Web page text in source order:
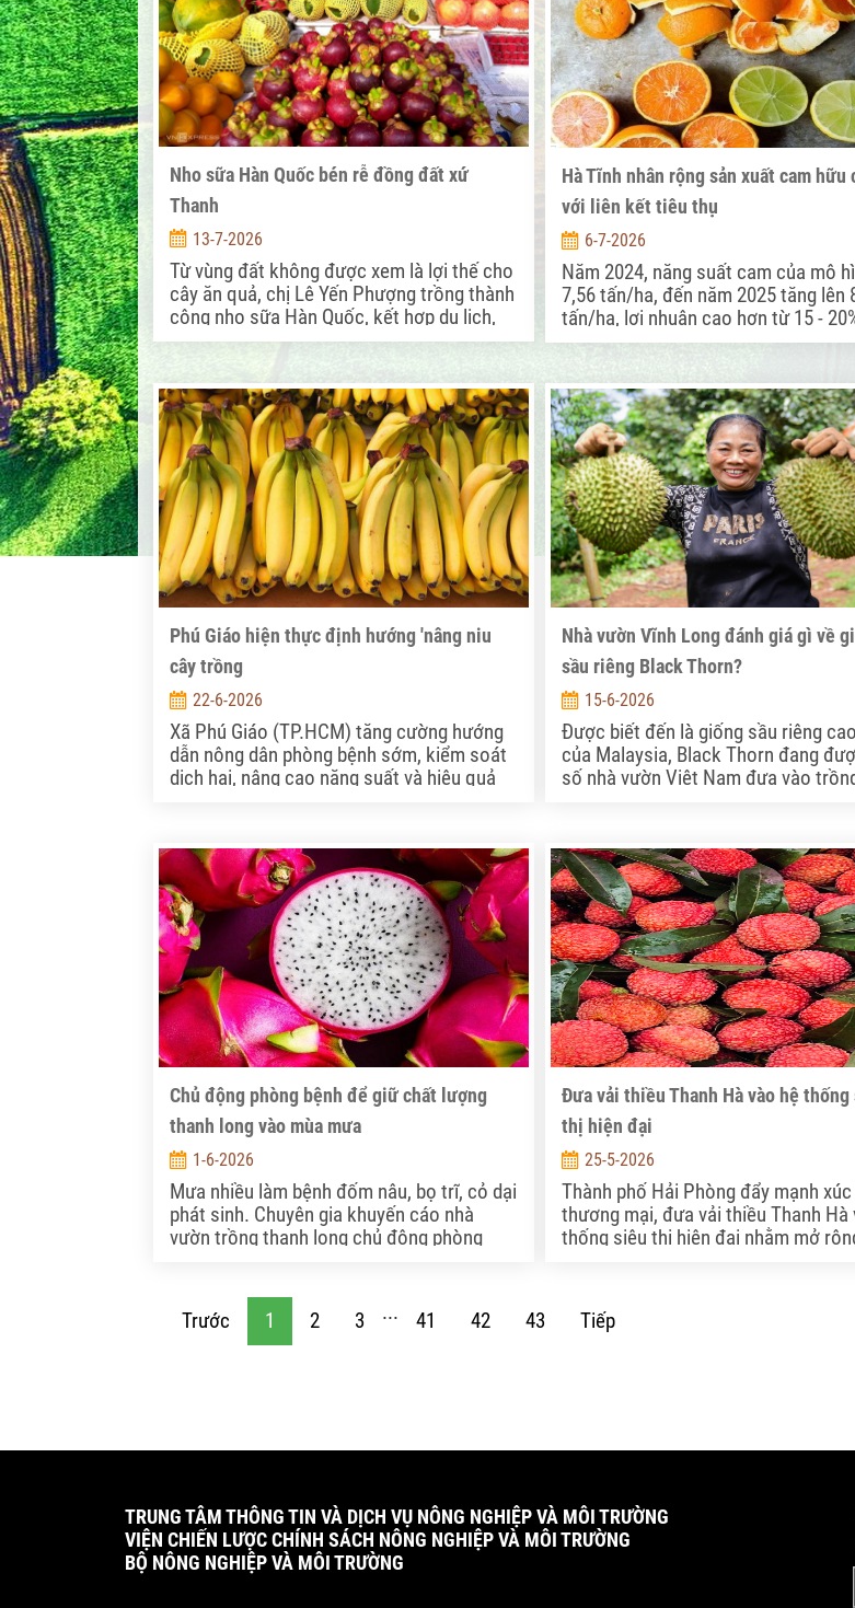
Nho sữa Hàn Quốc bén rễ đồng đất xứ
Thanh
13-7-2026
Từ vùng đất không được xem là lợi thế cho
cây ăn quả, chị Lê Yến Phượng trồng thành
công nho sữa Hàn Quốc, kết hợp du lịch,
mở hướng mới nâng cao giá trị.
Hà Tĩnh nhân rộng sản xuất cam hữu
với liên kết tiêu thụ
6-7-2026
Năm 2024, năng suất cam của mô
7,56 tấn/ha, đến năm 2025 tăng lên
tấn/ha, lợi nhuận cao hơn từ 15 -
với phương thức sản xuất truyền
Phú Giáo hiện thực định hướng 'nâng niu
cây trồng
22-6-2026
Xã Phú Giáo (TP.HCM) tăng cường hướng
dẫn nông dân phòng bệnh sớm, kiểm soát
dịch hại, nâng cao năng suất và hiệu quả
Nhà vườn Vĩnh Long đánh giá gì về
sầu riêng Black Thorn?
15-6-2026
Được biết đến là giống sầu riêng
của Malaysia, Black Thorn đang
số nhà vườn Việt Nam đưa vào
Chủ động phòng bệnh để giữ chất lượng
thanh long vào mùa mưa
1-6-2026
Mưa nhiều làm bệnh đốm nâu, bọ trĩ, cỏ dại
phát sinh. Chuyên gia khuyến cáo nhà
vườn trồng thanh long chủ động phòng
Đưa vải thiều Thanh Hà vào hệ thống
thị hiện đại
25-5-2026
Thành phố Hải Phòng đẩy mạnh
thương mại, đưa vải thiều Thanh Hà
thống siêu thị hiện đại nhằm mở
Trước 1 2 3 ... 41 42 43 Tiếp
TRUNG TÂM THÔNG TIN VÀ DỊCH VỤ NÔNG NGHIỆP VÀ MÔI TRƯỜNG
VIỆN CHIẾN LƯỢC CHÍNH SÁCH NÔNG NGHIỆP VÀ MÔI TRƯỜNG
BỘ NÔNG NGHIỆP VÀ MÔI TRƯỜNG